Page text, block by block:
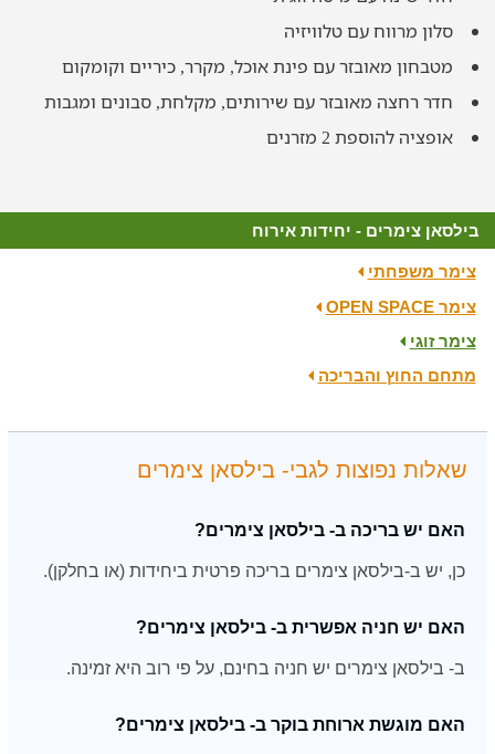
סלון מרווח עם טלוויזיה
מטבחון מאובזר עם פינת אוכל, מקרר, כיריים וקומקום
חדר רחצה מאובזר עם שירותים, מקלחת, סבונים ומגבות
אופציה להוספת 2 מזרנים
בילסאן צימרים - יחידות אירוח
צימר משפחתי
צימר OPEN SPACE
צימר זוגי
מתחם החוץ והבריכה
שאלות נפוצות לגבי- בילסאן צימרים
האם יש בריכה ב- בילסאן צימרים?
כן, יש ב-בילסאן צימרים בריכה פרטית ביחידות (או בחלקן).
האם יש חניה אפשרית ב- בילסאן צימרים?
ב- בילסאן צימרים יש חניה בחינם, על פי רוב היא זמינה.
האם מוגשת ארוחת בוקר ב- בילסאן צימרים?